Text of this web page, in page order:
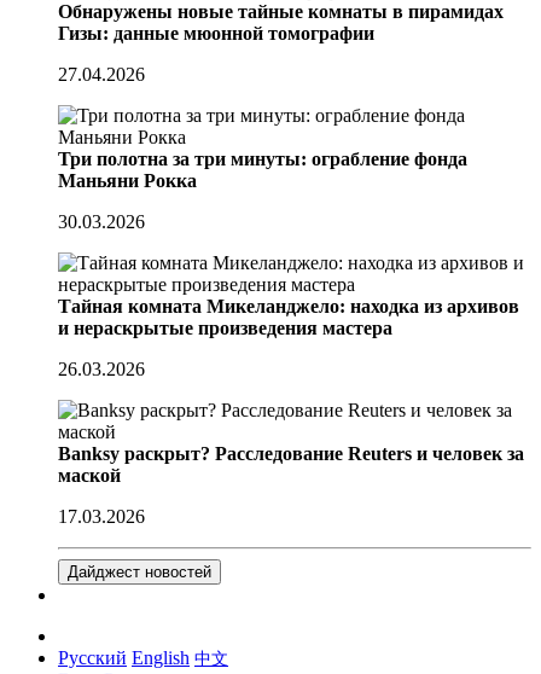
Обнаружены новые тайные комнаты в пирамидах
Гизы: данные мюонной томографии
27.04.2026
Три полотна за три минуты: ограбление фонда
Маньяни Рокка
30.03.2026
Тайная комната Микеланджело: находка из архивов
и нераскрытые произведения мастера
26.03.2026
Banksy раскрыт? Расследование Reuters и человек за
маской
17.03.2026
Дайджест новостей
Русский English 中文